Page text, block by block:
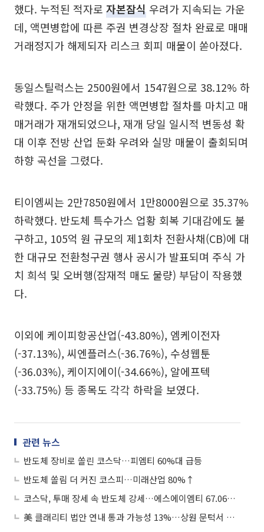
했다. 누적된 적자로 자본잠식 우려가 지속되는 가운
데, 액면병합에 따른 주권 변경상장 절차 완료로 매매
거래정지가 해제되자 리스크 회피 매물이 쏟아졌다.
동일스틸럭스는 2500원에서 1547원으로 38.12% 하
락했다. 주가 안정을 위한 액면병합 절차를 마치고 매
매거래가 재개되었으나, 재개 당일 일시적 변동성 확
대 이후 전방 산업 둔화 우려와 실망 매물이 출회되며
하향 곡선을 그렸다.
티이엠씨는 2만7850원에서 1만8000원으로 35.37%
하락했다. 반도체 특수가스 업황 회복 기대감에도 불
구하고, 105억 원 규모의 제1회차 전환사채(CB)에 대
한 대규모 전환청구권 행사 공시가 발표되며 주식 가
치 희석 및 오버행(잠재적 매도 물량) 부담이 작용했
다.
이외에 케이피항공산업(-43.80%), 엠케이전자
(-37.13%), 씨엔플러스(-36.76%), 수성웹툰
(-36.03%), 케이지에이(-34.66%), 알에프텍
(-33.75%) 등 종목도 각각 하락을 보였다.
관련 뉴스
반도체 장비로 쏠린 코스닥…피엠티 60%대 급등
반도체 쏠림 더 커진 코스피…미래산업 80%↑
코스닥, 투매 장세 속 반도체 강세…에스에이엠티 67.06%↑
美 클래리티 법안 연내 통과 가능성 13%…상원 문턱서 제동